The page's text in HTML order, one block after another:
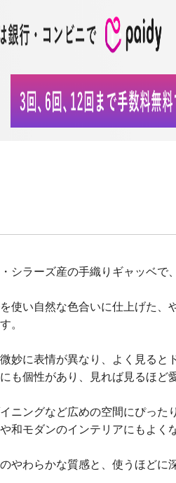
シラーズ産の手織りギャッベで
使い自然な色合いに仕上げた、
。
妙に表情が異なり、よく見る
も個性があり、見れば見るほど
ニングなど広めの空間にぴった
和モダンのインテリアにもよく
やわらかな質感と、使うほどに